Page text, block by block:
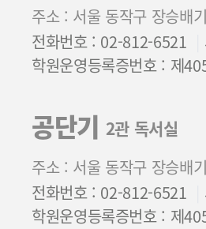
주소 : 서울 동작구 장승배
전화번호 : 02-812-6521
학원운영등록증번호 : 제
공단기 2관 독서실
주소 : 서울 동작구 장승배
전화번호 : 02-812-6521
학원운영등록증번호 : 제